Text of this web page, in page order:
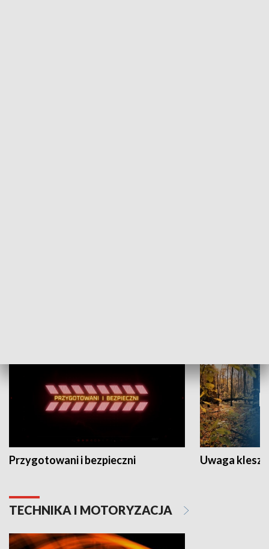
Przygotowani i bezpieczni Uwaga
TECHNIKA I MOTORYZACJA